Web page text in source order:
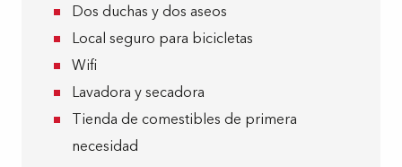
Dos duchas y dos aseos
Local seguro para bicicletas
Wifi
Lavadora y secadora
Tienda de comestibles de primera
necesidad